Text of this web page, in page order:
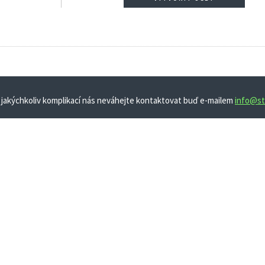
jakýchkoliv komplikací nás neváhejte kontaktovat buď e-mailem